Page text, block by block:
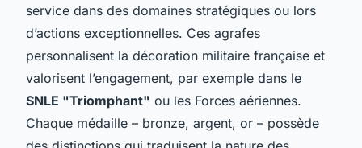
service dans des domaines stratégiques ou lors
d’actions exceptionnelles. Ces agrafes
personnalisent la décoration militaire française et
valorisent l’engagement, par exemple dans le
SNLE "Triomphant" ou les Forces aériennes.
Chaque médaille – bronze, argent, or – possède